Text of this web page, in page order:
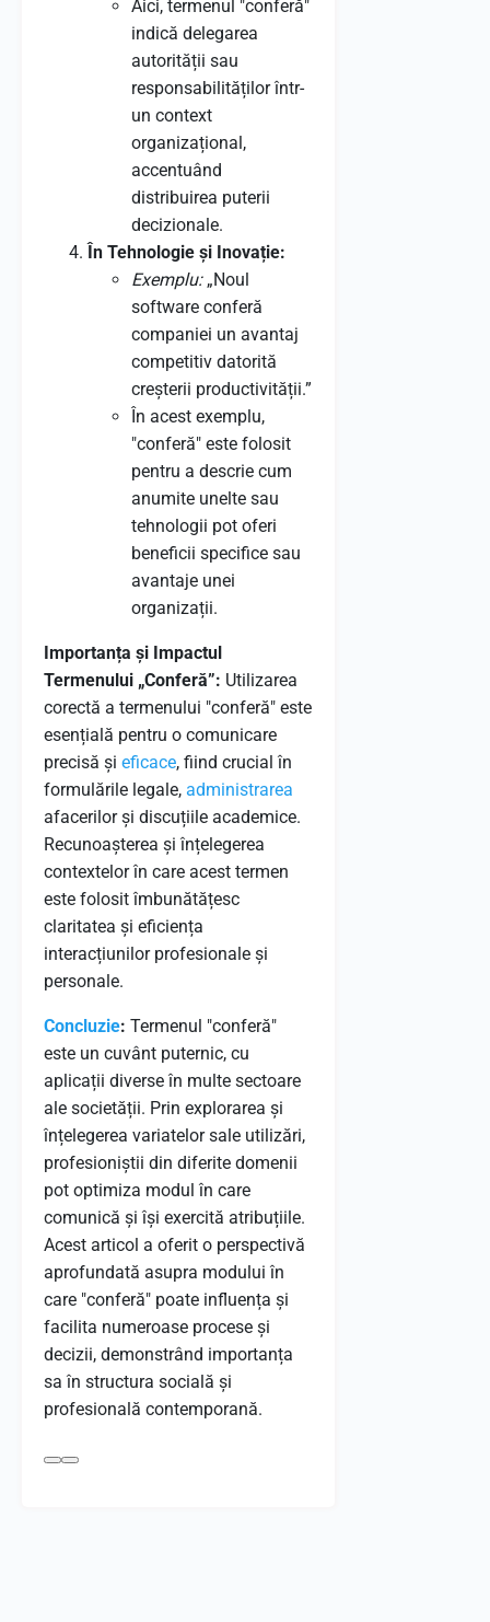
Aici, termenul "conferă"
indică delegarea
autorității sau
responsabilităților într-
un context
organizațional,
accentuând
distribuirea puterii
decizionale.
În Tehnologie și Inovație:
Exemplu:„Noul
software conferă
companiei un avantaj
competitiv datorită
creșterii productivității.”
În acest exemplu,
"conferă" este folosit
pentru a descrie cum
anumite unelte sau
tehnologii pot oferi
beneficii specifice sau
avantaje unei
organizații.
Importanța și Impactul
Termenului „Conferă”: Utilizarea
corectă a termenului "conferă" este
esențială pentru o comunicare
precisă și eficace, fiind crucial în
formulările legale, administrarea
afacerilor și discuțiile academice.
Recunoașterea și înțelegerea
contextelor în care acest termen
este folosit îmbunătățesc
claritatea și eficiența
interacțiunilor profesionale și
personale.
Concluzie: Termenul "conferă"
este un cuvânt puternic, cu
aplicații diverse în multe sectoare
ale societății. Prin explorarea și
înțelegerea variatelor sale utilizări,
profesioniștii din diferite domenii
pot optimiza modul în care
comunică și își exercită atribuțiile.
Acest articol a oferit o perspectivă
aprofundată asupra modului în
care "conferă" poate influența și
facilita numeroase procese și
decizii, demonstrând importanța
sa în structura socială și
profesională contemporană.